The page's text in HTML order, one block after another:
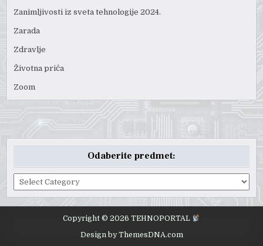
Zanimljivosti iz sveta tehnologije 2024.
Zarada
Zdravlje
Životna priča
Zoom
Odaberite predmet:
Odaberite
predmet:
Copyright © 2026 TEHNOPORTAL
Design by ThemesDNA.com